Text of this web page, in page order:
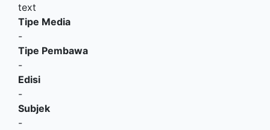
text
Tipe Media
-
Tipe Pembawa
-
Edisi
-
Subjek
-